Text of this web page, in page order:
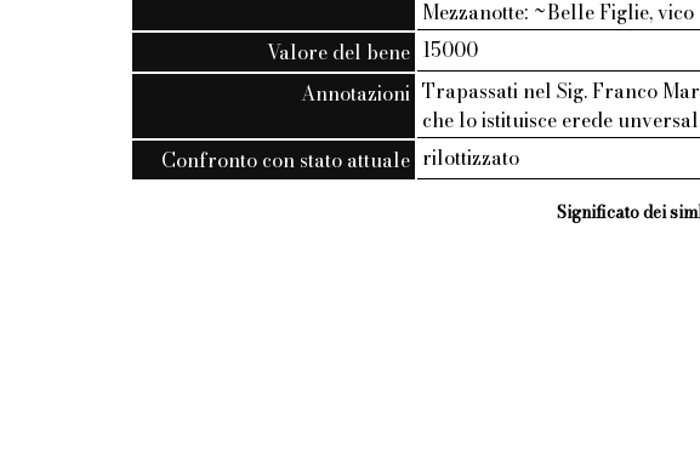
Mezzanotte: ~Belle Figlie,
Valore del bene 15000
Annotazioni Trapassati nel Sig. Franco
che lo istituisce erede
Confronto con stato attuale rilottizzato
Significato dei